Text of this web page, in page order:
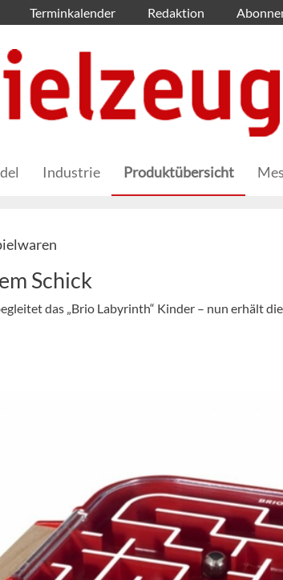
Terminkalender Redaktion
Industrie Produktübersicht
Schick
das „Brio Labyrinth“ Kinder – nun erhält